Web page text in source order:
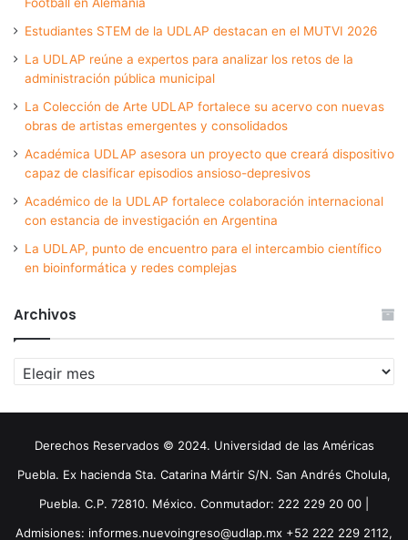
Estudiantes STEM de la UDLAP destacan en el MUTVI 2026
La UDLAP reúne a expertos para analizar los retos de la
administración pública municipal
La Colección de Arte UDLAP fortalece su acervo con nuevas
obras de artistas emergentes y consolidados
Académica UDLAP asesora un proyecto que creará dispositivo
capaz de clasificar episodios ansioso-depresivos
Académico de la UDLAP fortalece colaboración internacional
con estancia de investigación en Argentina
La UDLAP, punto de encuentro para el intercambio científico
en bioinformática y redes complejas
Archivos
Archivos
Derechos Reservados © 2024. Universidad de las Américas
Puebla. Ex hacienda Sta. Catarina Mártir S/N. San Andrés Cholula,
Puebla. C.P. 72810. México. Conmutador: 222 229 20 00 |
Admisiones: informes.nuevoingreso@udlap.mx +52 222 229 2112,